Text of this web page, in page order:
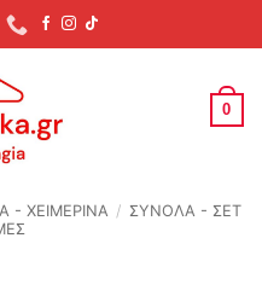
0
- ΧΕΙΜΕΡΙΝΆ / ΣΥΝΟΛΑ - ΣΕΤ